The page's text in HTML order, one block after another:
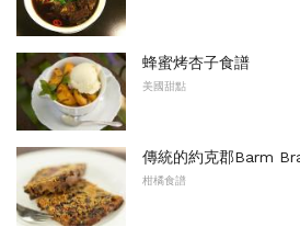
蜂蜜烤杏子食譜
美國甜點
傳統的約克郡Barm
柑橘食譜